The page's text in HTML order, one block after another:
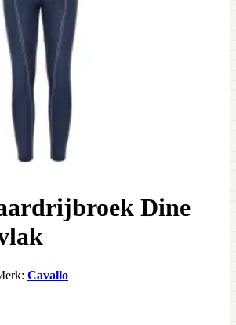
Dine
Cavallo